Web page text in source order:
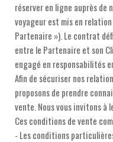
réserver en ligne auprès de
voyageur est mis en
Partenaire »). Le contrat
entre le Partenaire et son
engagé en responsabilités
Afin de sécuriser nos
proposons de prendre
vente. Nous vous invitons
Ces conditions de vente
- Les conditions particulières